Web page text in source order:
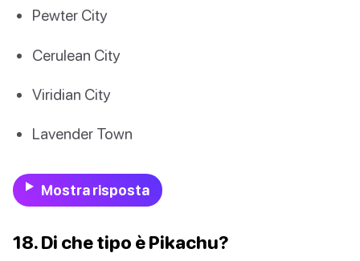
Pewter City
Cerulean City
Viridian City
Lavender Town
Mostra risposta
18. Di che tipo è Pikachu?